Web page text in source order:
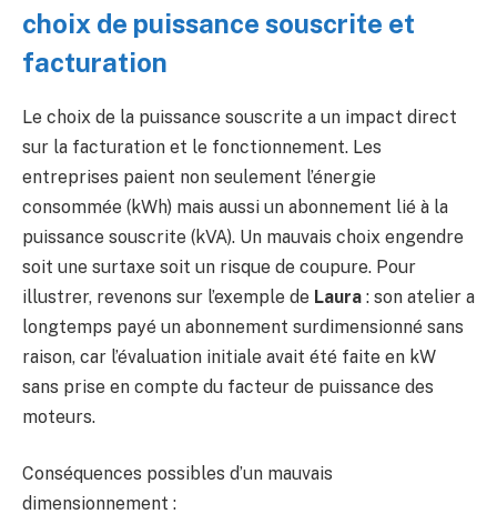
choix de puissance souscrite et
facturation
Le choix de la puissance souscrite a un impact direct
sur la facturation et le fonctionnement. Les
entreprises paient non seulement l’énergie
consommée (kWh) mais aussi un abonnement lié à la
puissance souscrite (kVA). Un mauvais choix engendre
soit une surtaxe soit un risque de coupure. Pour
illustrer, revenons sur l’exemple de Laura : son atelier a
longtemps payé un abonnement surdimensionné sans
raison, car l’évaluation initiale avait été faite en kW
sans prise en compte du facteur de puissance des
moteurs.
Conséquences possibles d’un mauvais
dimensionnement :